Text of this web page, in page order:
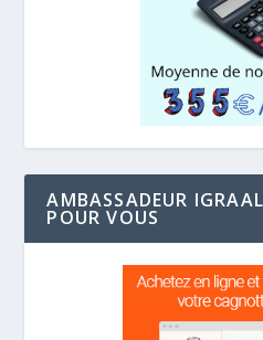
AMBASSADEUR
POUR VOUS